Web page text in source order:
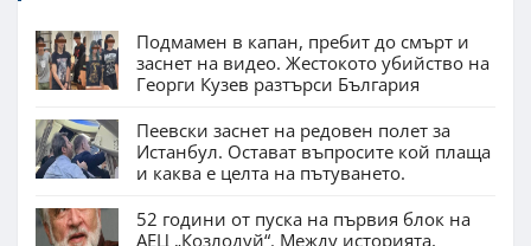
Подмамен в капан, пребит до смърт и
заснет на видео. Жестокото убийство на
Георги Кузев разтърси България
Пеевски заснет на редовен полет за
Истанбул. Остават въпросите кой плаща
и каква е целта на пътуването.
52 години от пуска на първия блок на
АЕЦ „Козлодуй“. Между историята,